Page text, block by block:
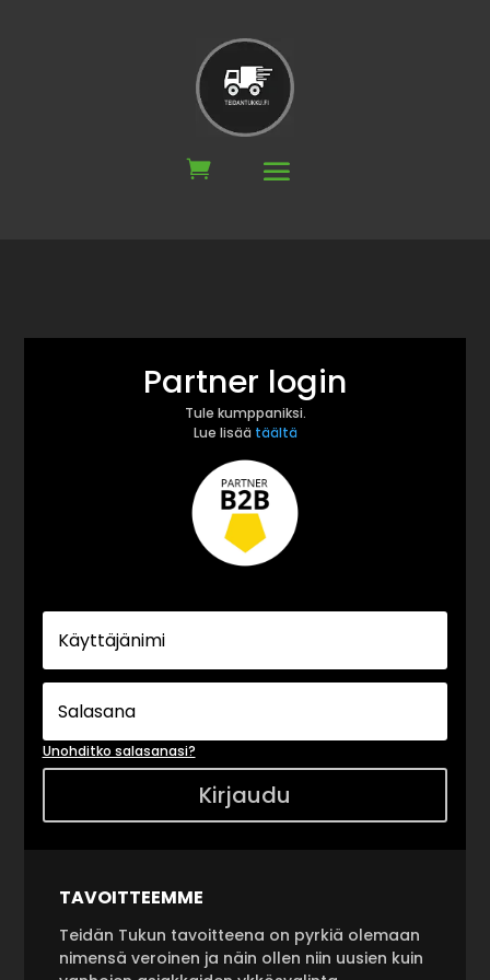
Partner login
Tule kumppaniksi.
Lue lisää täältä
Unohditko salasanasi?
Kirjaudu
TAVOITTEEMME
Teidän Tukun tavoitteena on pyrkiä olemaan
nimensä veroinen ja näin ollen niin uusien kuin